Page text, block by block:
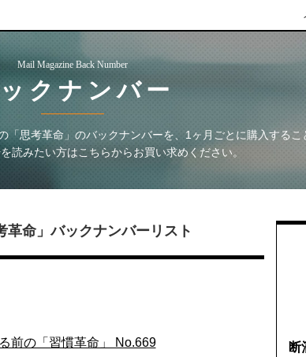
Mail Magazine Back Number
クナンバー
「思考革命」 のバックナンバーを、1ヶ月ごとに購入するこ
読みたい方はこちらからお買い求めください。
革命」バックナンバーリスト
前の「習慣革命」 No.669
断